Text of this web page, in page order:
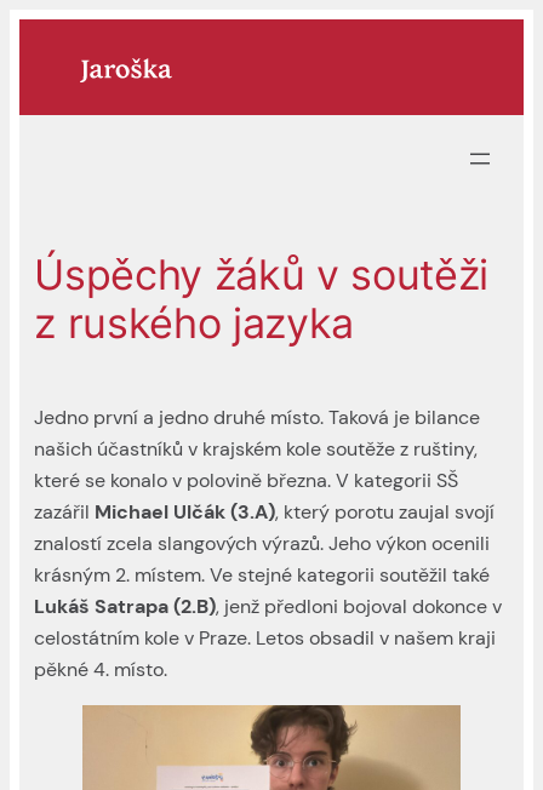
Úspěchy žáků v soutěži
z ruského jazyka
Jedno první a jedno druhé místo. Taková je bilance
našich účastníků v krajském kole soutěže z ruštiny,
které se konalo v polovině března. V kategorii SŠ
zazářil Michael Ulčák (3.A), který porotu zaujal svojí
znalostí zcela slangových výrazů. Jeho výkon ocenili
krásným 2. místem. Ve stejné kategorii soutěžil také
Lukáš Satrapa (2.B), jenž předloni bojoval dokonce v
celostátním kole v Praze. Letos obsadil v našem kraji
pěkné 4. místo.